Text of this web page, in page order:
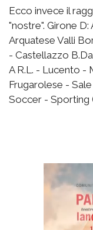
Ecco invece il
"nostre". Girone D:
Arquatese Valli
- Castellazzo
A R.L. - Lucento -
Frugarolese -
Soccer - Sporting